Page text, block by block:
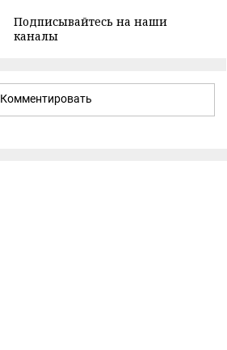
Подписывайтесь на наши
каналы
Комментировать